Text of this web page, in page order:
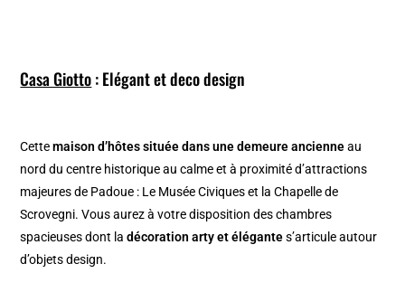
Casa Giotto: Elégant et deco design
Cettemaison d’hôtes située dans une demeure ancienneau
nord du centre historique au calme et à proximité d’attractions
majeures de Padoue : Le Musée Civiques et la Chapelle de
Scrovegni. Vous aurez à votre disposition des chambres
spacieuses dont ladécoration arty et élégantes’articule autour
d’objets design.